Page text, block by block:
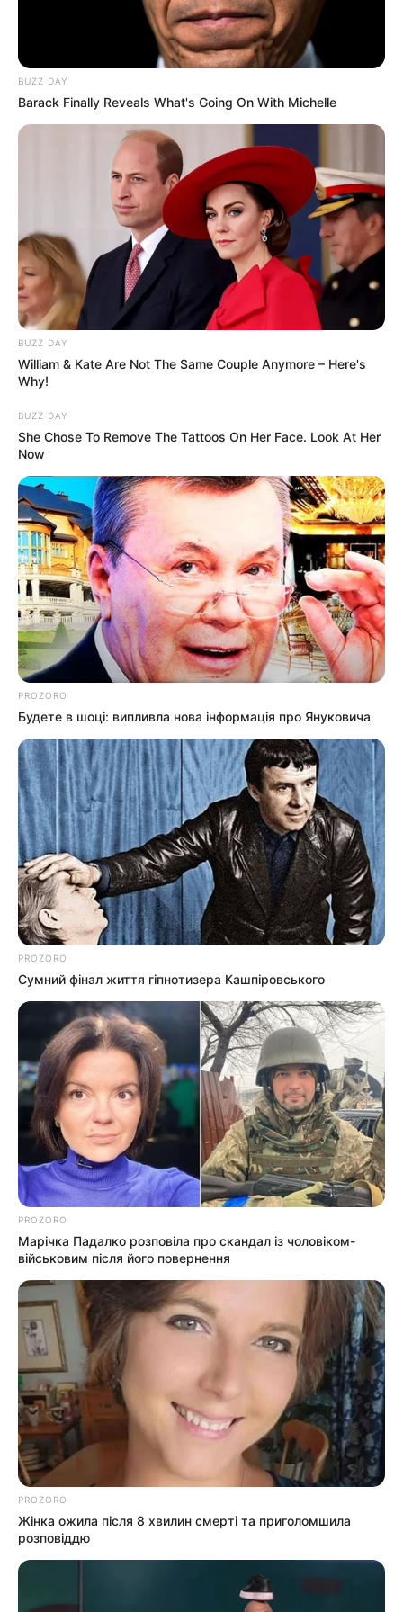
Пов’язаний запис
ПАРТНЕРСЬКІ МАТЕРІАЛИ
Попит на нерухомість в
Ужгороді зростає – аналітика
девелопера підтверджує
загальнонаціональний інтерес
СЕР 7, 2026
BUZZ DAY
Barack Finally Reveals What's Going On With Michelle
BUZZ DAY
William & Kate Are Not The Same Couple Anymore – Here's
Why!
BUZZ DAY
She Chose To Remove The Tattoos On Her Face. Look At Her
Now
PROZORO
Будете в шоці: випливла нова інформація про Януковича
PROZORO
Сумний фінал життя гіпнотизера Кашпіровського
PROZORO
Марічка Падалко розповіла про скандал із чоловіком-
військовим після його повернення
PROZORO
Жінка ожила після 8 хвилин смерті та приголомшила
розповіддю